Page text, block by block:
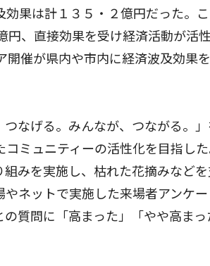
果は計１３５・２億円だった。
、直接効果を受け経済活動が活
催が県内や市内に経済波及効果
なげる。みんなが、つながる。」
ミュニティーの活性化を目指し
みを実施し、枯れた花摘みなど
ネットで実施した来場者アンケ
質問に「高まった」「やや高まっ